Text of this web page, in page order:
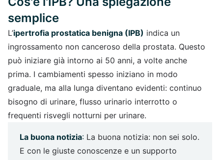
semplice
L’ipertrofia prostatica benigna (IPB) indica un
ingrossamento non canceroso della prostata. Questo
può iniziare già intorno ai 50 anni, a volte anche
prima. I cambiamenti spesso iniziano in modo
graduale, ma alla lunga diventano evidenti: continuo
bisogno di urinare, flusso urinario interrotto o
frequenti risvegli notturni per urinare.
La buona notizia: La buona notizia: non sei solo.
E con le giuste conoscenze e un supporto